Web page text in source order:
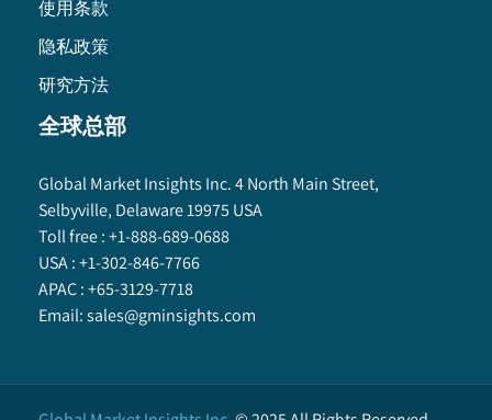
使用条款
隐私政策
研究方法
全球总部
Global Market Insights Inc. 4 North Main Street,
Selbyville, Delaware 19975 USA
Toll free :+1-888-689-0688
USA :+1-302-846-7766
APAC :+65-3129-7718
Email:sales@gminsights.com